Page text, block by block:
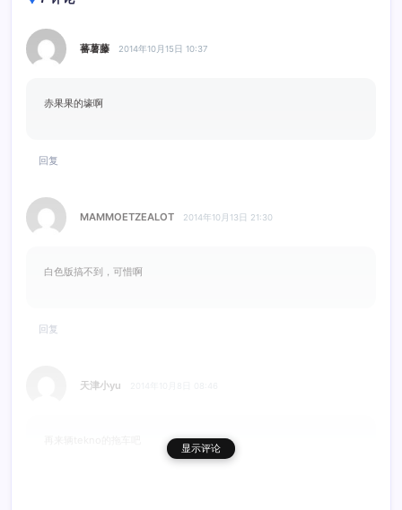
蕃薯藤 2014年10月15日 10:37
赤果果的壕啊
回复
MAMMOETZEALOT 2014年10月13日 21:30
白色版搞不到，可惜啊
回复
天津小yu
显示评论